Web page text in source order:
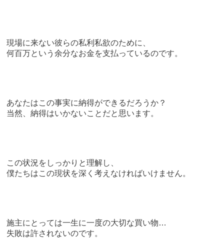
現場に来ない彼らの私利私欲のために、
何百万という余分なお金を支払っているのです。
あなたはこの事実に納得ができるだろうか？
当然、納得はいかないことだと思います。
この状況をしっかりと理解し、
僕たちはこの現状を深く考えなければいけません。
施主にとっては一生に一度の大切な買い物…
失敗は許されないのです。